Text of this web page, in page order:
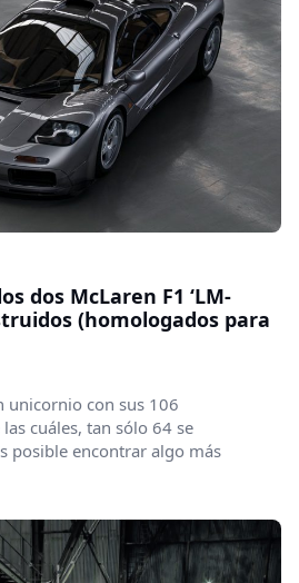
dos McLaren F1 ‘LM-
(homologados para
unicornio con sus 106
cuáles, tan sólo 64 se
posible encontrar algo más